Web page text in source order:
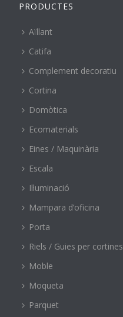
PRODUCTES
Aïllant
Catifa
Complement decoratiu
Cortina
Domòtica
Ecomaterials
Eines / Maquinària
Escala
Il·luminació
Mampara d’oficina
Porta
Riels / Guies per cortines
Moble
Moqueta
Parquet